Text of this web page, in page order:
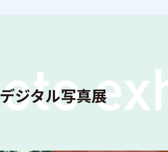
デジタル写真展